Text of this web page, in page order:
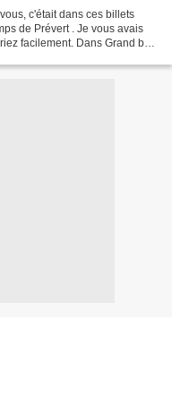
c'était dans ces billets
de Prévert . Je vous avais
facilement. Dans Grand bal